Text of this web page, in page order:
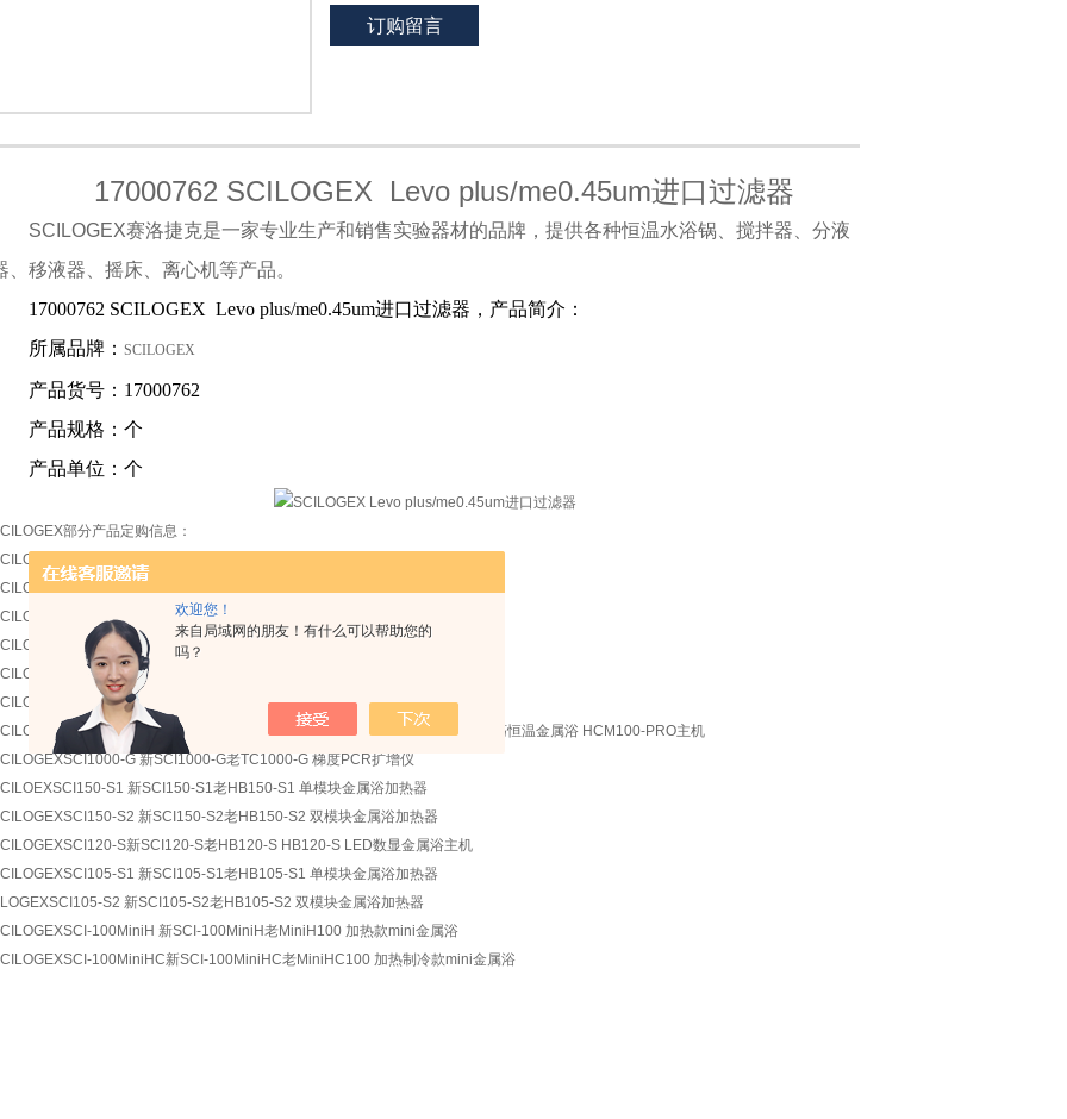
欢迎您！
来自局域网的朋友！有什么可以帮助您的
吗？
产品单位：个
订购留言
17000762 SCILOGEX Levo plus/me0.45um进口过滤器
SCILOGEX赛洛捷克是一家专业生产和销售实验器材的品牌，提供各种恒温水浴锅、搅拌器、分液
、移液器、摇床、离心机等产品。
17000762 SCILOGEX Levo plus/me0.45um进口过滤器，产品简介：
所属品牌： SCILOGEX
产品货号： 17000762
产品规格：个
产品单位：个
部分产品定购信息：
SCI-RM多管涡旋混匀仪
新SCI-12老D2012 Plus 台式高速小型离心机(NFS)
新SCI7-S老MS7-S Bluespin 标准型7寸方盘磁力搅拌器 MS7-S
新SCI550-S
老MS7-H550-S 单独主机
SCI-100HCM-Pro
新SCI-100HCM-Pro老HCM100-PRO 加热制冷震荡恒温金属浴 HCM100-PRO主机
SCI1000-G 新SCI1000-G老TC1000-G 梯度PCR扩增仪
SCI150-S1 新SCI150-S1老HB150-S1 单模块金属浴加热器
SCI150-S2 新SCI150-S2老HB150-S2 双模块金属浴加热器
SCI120-S新SCI120-S老HB120-S HB120-S LED数显金属浴主机
SCI105-S1 新SCI105-S1老HB105-S1 单模块金属浴加热器
SCI105-S2 新SCI105-S2老HB105-S2 双模块金属浴加热器
SCI-100MiniH 新SCI-100MiniH老MiniH100 加热款mini金属浴
SCI-100MiniHC新SCI-100MiniHC老MiniHC100 加热制冷款mini金属浴